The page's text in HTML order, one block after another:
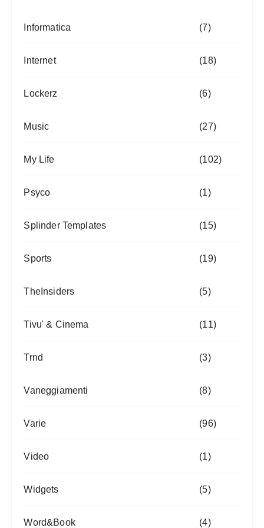
Informatica (7)
Internet (18)
Lockerz (6)
Music (27)
My Life (102)
Psyco (1)
Splinder Templates (15)
Sports (19)
TheInsiders (5)
Tivu' & Cinema (11)
Trnd (3)
Vaneggiamenti (8)
Varie (96)
Video (1)
Widgets (5)
Word&Book (4)